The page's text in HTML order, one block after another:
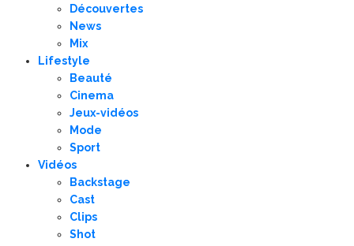
Découvertes
News
Mix
Lifestyle
Beauté
Cinema
Jeux-vidéos
Mode
Sport
Vidéos
Backstage
Cast
Clips
Shot